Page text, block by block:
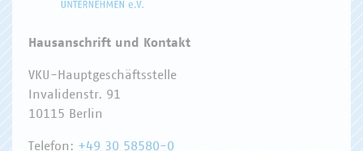
Hausanschrift und Kontakt
VKU-Hauptgeschäftsstelle
Invalidenstr. 91
10115 Berlin
Telefon: +49 30 58580-0